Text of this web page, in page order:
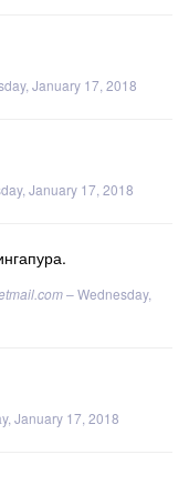
January 17, 2018
January 17, 2018
–Wednesday,
January 17, 2018